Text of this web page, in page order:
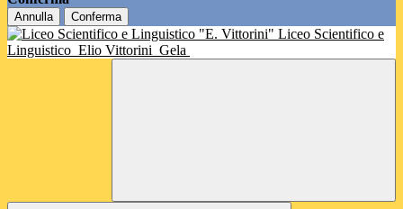
Annulla Conferma
Liceo Scientifico e
Linguistico Elio Vittorini Gela